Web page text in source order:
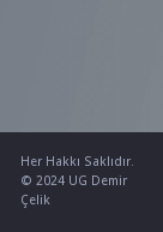
Her Hakkı Saklıdır.
© 2024 UG Demir
Çelik